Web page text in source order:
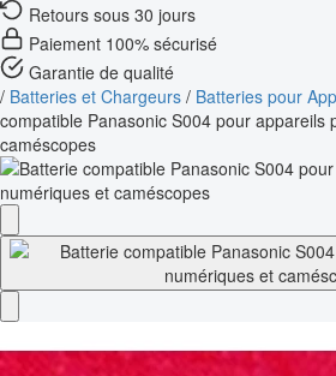
Retours sous 30 jours
Paiement 100% sécurisé
Garantie de qualité
/ Batteries et Chargeurs / Batteries pour
compatible Panasonic S004 pour appareils
caméscopes